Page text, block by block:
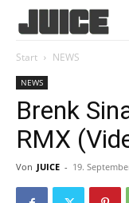
Start NEWS
NEWS
Brenk
RMX
Von JUICE - 19.